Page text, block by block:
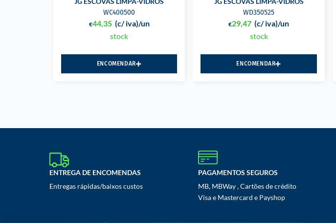
WC400500
€44,35 (c/ iva)/un
stock
ENCOMENDAR
WD350525
€29,47 (c/ iva)/un
stock
ENCOMENDAR
ENTREGA DE ENCOMENDAS
Entregas rápidas/baixos custos
PAGAMENTOS SEGUROS
MB, MBWay , Cartões de crédito
Visa e Mastercard e Payshop